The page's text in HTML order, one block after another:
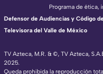
TV Azteca, M.R. & ©, TV Azteca,
2025.
Queda prohibida la reproducción
Programa de ética,
Defensor de Audiencias y Código
Televisora del Valle de México